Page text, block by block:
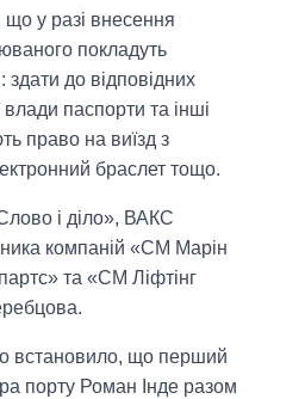
що у разі внесення
покладуть
здати до відповідних
паспорти та інші
право на виїзд з
браслет тощо.
і діло», ВАКС
компаній «СМ Марін
та «СМ Ліфтінг
встановило, що перший
порту Роман Інде разом